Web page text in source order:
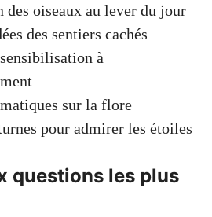
des oiseaux au lever du jour
des sentiers cachés
à
sur la flore
pour admirer les étoiles
questions les plus